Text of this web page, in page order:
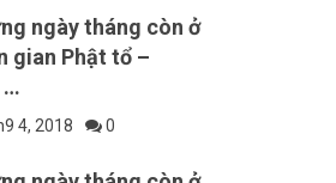
ngày tháng còn ở
gian Phật tổ –
…
4, 2018 0